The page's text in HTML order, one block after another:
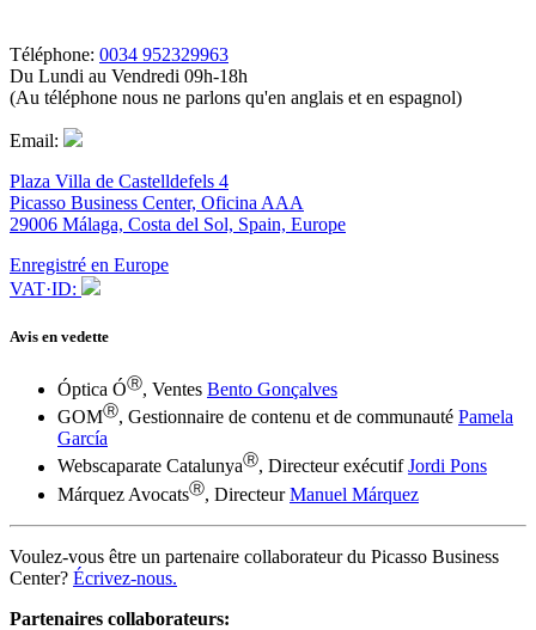
Téléphone: 0034 952329963
Du Lundi au Vendredi 09h-18h
(Au téléphone nous ne parlons qu'en anglais et en espagnol)
Email:
Plaza Villa de Castelldefels 4
Picasso Business Center, Oficina AAA
29006 Málaga, Costa del Sol, Spain, Europe
Enregistré en Europe
VAT·ID:
Avis en vedette
Óptica ÓⓇ, Ventes Bento Gonçalves
GOMⓇ, Gestionnaire de contenu et de communauté Pamela
García
Webscaparate CatalunyaⓇ, Directeur exécutifJordi Pons
Márquez AvocatsⓇ, DirecteurManuel Márquez
Voulez-vous être un partenaire collaborateur du Picasso Business
Center? Écrivez-nous.
Partenaires collaborateurs: